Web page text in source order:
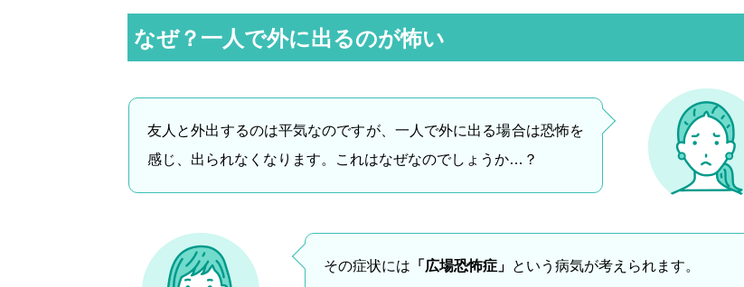
なぜ？一人で外に出るのが怖い
友人と外出するのは平気なのですが、一人で外に出る場合は恐怖を
感じ、出られなくなります。これはなぜなのでしょうか…？
その症状には 「広場恐怖症」 という病気が考えられます。